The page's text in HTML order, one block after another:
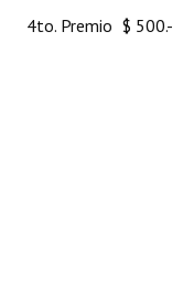
4to. Premio $